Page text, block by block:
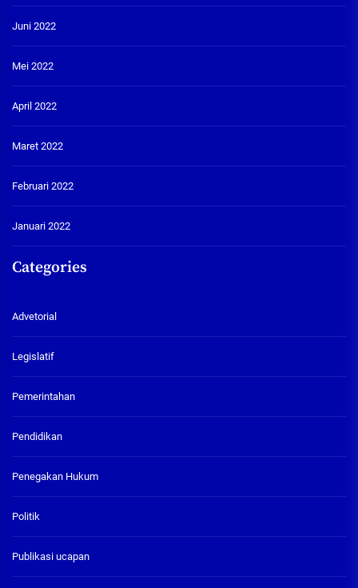
Juni 2022
Mei 2022
April 2022
Maret 2022
Februari 2022
Januari 2022
Categories
Advetorial
Legislatif
Pemerintahan
Pendidikan
Penegakan Hukum
Politik
Publikasi ucapan